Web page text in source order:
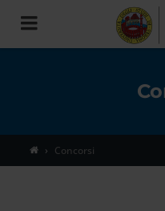
Toggle
navigation
Concorsi